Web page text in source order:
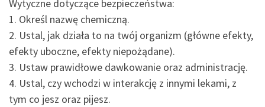
Wytyczne dotyczące bezpieczeństwa:
1. Określ nazwę chemiczną.
2. Ustal, jak działa to na twój organizm (główne efekty,
efekty uboczne, efekty niepożądane).
3. Ustaw prawidłowe dawkowanie oraz administrację.
4. Ustal, czy wchodzi w interakcję z innymi lekami, z
tym co jesz oraz pijesz.